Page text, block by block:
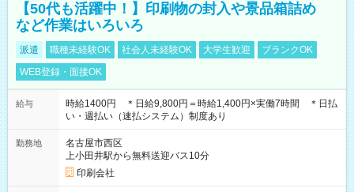
【50代も活躍中！】印刷物の封入や景品箱詰め
など作業はいろいろ
派遣 職種未経験OK 社会人未経験OK 大学生歓迎
ブランクOK
WEB登録・面接OK
給与
時給1400円 ＊日給9,800円＝時給1,400円×実働7時間 ＊日払
い・週払い（速払システム）制度あり
勤務地
名古屋市西区
上小田井駅から無料送迎バス10分
印刷会社